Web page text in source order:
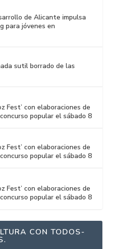
de Alicante impulsa
para jóvenes en
sutil borrado de las
Fest’ con elaboraciones de
popular el sábado 8
Fest’ con elaboraciones de
popular el sábado 8
Fest’ con elaboraciones de
popular el sábado 8
CON TODOS-